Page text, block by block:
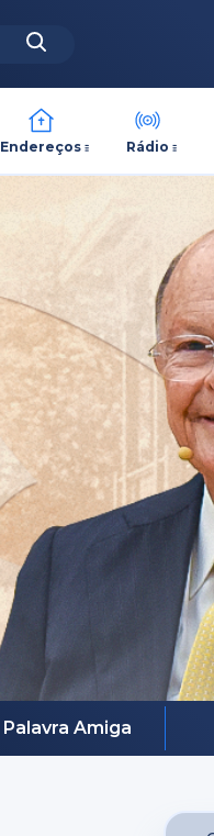
Endereços Rádio
Palavra Amiga